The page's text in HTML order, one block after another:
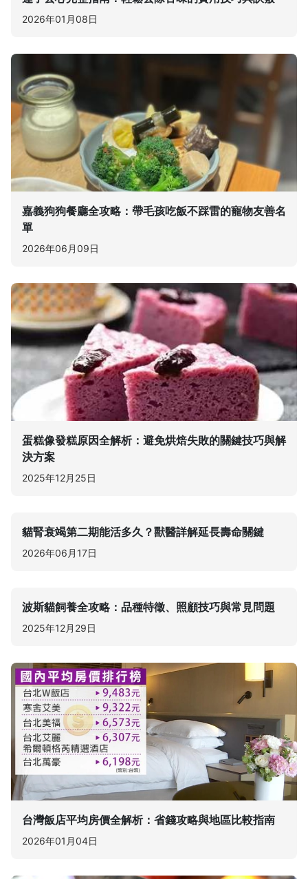
2026年01月08日
嘉義狗狗餐廳全攻略：帶毛孩吃飯不踩雷的寵物友善名
單
2026年06月09日
蛋糕像發糕原因全解析：避免烘焙失敗的關鍵技巧與解
決方案
2025年12月25日
貓腎衰竭第二期能活多久？獸醫詳解延長壽命關鍵
2026年06月17日
波斯貓飼養全攻略：品種特徵、照顧技巧與常見問題
2025年12月29日
台灣飯店平均房價全解析：省錢攻略與地區比較指南
2026年01月04日